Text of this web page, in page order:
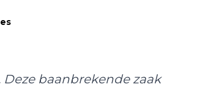
baanbrekende zaak